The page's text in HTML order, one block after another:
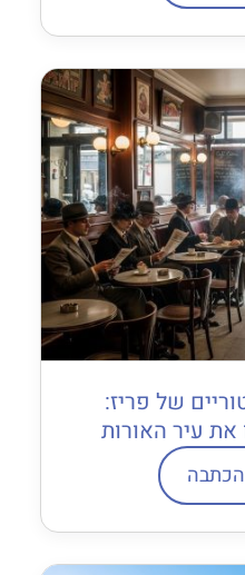
של פריז:
עיר האורות